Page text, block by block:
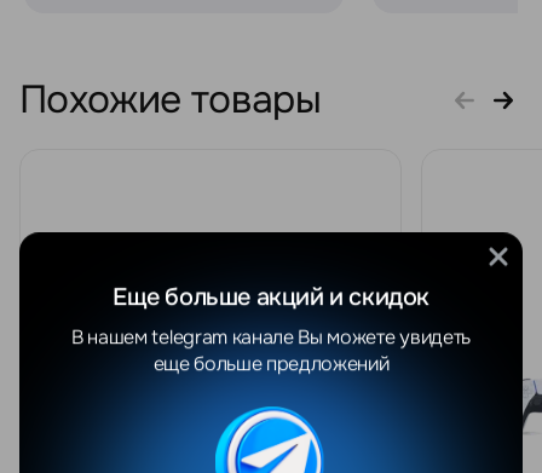
Похожие товары
Еще больше акций и скидок
В нашем telegram канале Вы можете увидеть
еще больше предложений